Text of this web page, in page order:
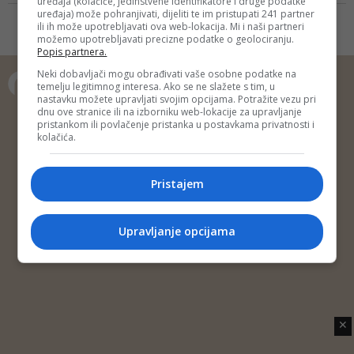
Kako bi se prevazišla aktuelna
nestašica lijekova, federalna
Vlada je u odluci 24. maja
nabavku citostatika prema
specifikaciji Zavoda
Copyright © 2014 Depo Portal
Impressum
Kontakt Marketing
Privatnost korisnika
✕
uređaja) može pohranjivati, dijeliti te im pristupati 241 partner
ili ih može upotrebljavati ova web-lokacija. Mi i naši partneri
možemo upotrebljavati precizne podatke o geolociranju.
Popis partnera.
Neki dobavljači mogu obrađivati vaše osobne podatke na
temelju legitimnog interesa. Ako se ne slažete s tim, u
nastavku možete upravljati svojim opcijama. Potražite vezu pri
dnu ove stranice ili na izborniku web-lokacije za upravljanje
pristankom ili povlačenje pristanka u postavkama privatnosti i
kolačića.
Pristajem
Upravljanje opcijama